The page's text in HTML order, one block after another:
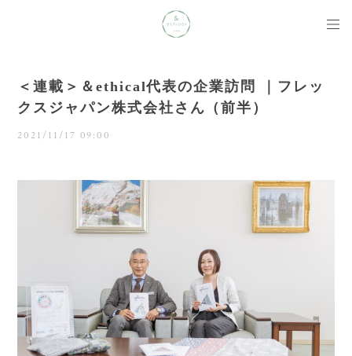
＜連載＞＆ethical代表の企業訪問 ｜フレッ
クスジャパン株式会社さん（前半）
2021/11/17 09:00